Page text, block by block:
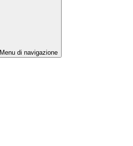
Menu di navigazione